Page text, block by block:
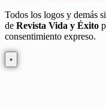
Todos los logos y demás
de Revista Vida y Éxito
consentimiento expreso.
×